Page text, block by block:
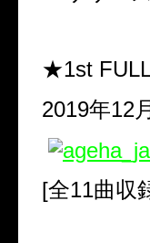
★1st
2019年12
[全11曲収